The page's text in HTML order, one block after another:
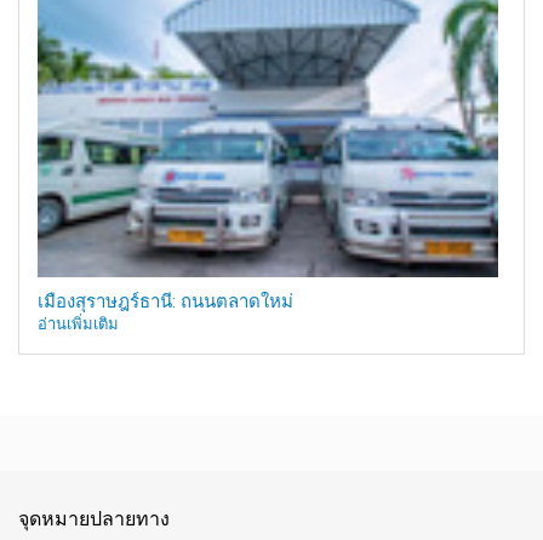
เมืองสุราษฎร์ธานี: ถนนตลาดใหม่
อ่านเพิ่มเติม
จุดหมายปลายทาง